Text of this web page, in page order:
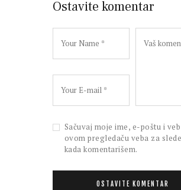
Ostavite komentar
Sačuvaj moje ime, e-poštu i
ovom pregledaču veba za
kada komentarišem.